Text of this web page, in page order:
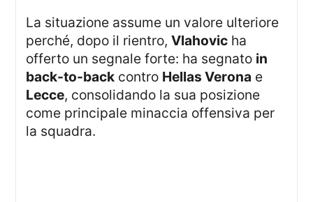
La situazione assume un valore ulteriore
perché, dopo il rientro,Vlahovic ha
offerto un segnale forte: ha segnato in
back-to-back contro Hellas Verona e
Lecce, consolidando la sua posizione
come principale minaccia offensiva per
la squadra.